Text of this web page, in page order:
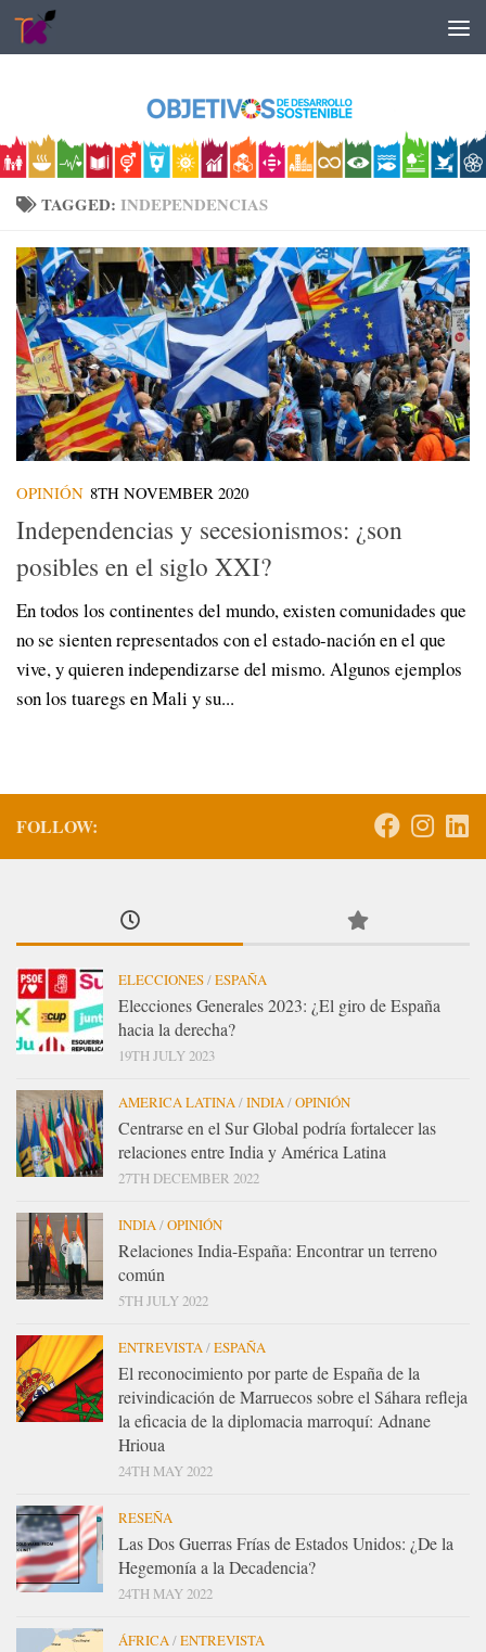
Skip to content
TAGGED: INDEPENDENCIAS
OPINIÓN 8TH NOVEMBER 2020
Independencias y secesionismos: ¿son
posibles en el siglo XXI?
En todos los continentes del mundo, existen comunidades que
no se sienten representados con el estado-nación en el que
vive, y quieren independizarse del mismo. Algunos ejemplos
son los tuaregs en Mali y su...
FOLLOW:
ELECCIONES/ESPAÑA
Elecciones Generales 2023: ¿El giro de España
hacia la derecha?
19TH JULY 2023
AMERICA LATINA/INDIA/OPINIÓN
Centrarse en el Sur Global podría fortalecer las
relaciones entre India y América Latina
27TH DECEMBER 2022
INDIA/OPINIÓN
Relaciones India-España: Encontrar un terreno
común
5TH JULY 2022
ENTREVISTA/ESPAÑA
El reconocimiento por parte de España de la
reivindicación de Marruecos sobre el Sáhara refleja
la eficacia de la diplomacia marroquí: Adnane
Hrioua
24TH MAY 2022
RESEÑA
Las Dos Guerras Frías de Estados Unidos: ¿De la
Hegemonía a la Decadencia?
24TH MAY 2022
ÁFRICA/ENTREVISTA